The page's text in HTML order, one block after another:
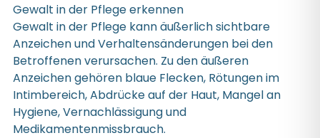
Gewalt in der Pflege erkennen
Gewalt in der Pflege kann äußerlich sichtbare
Anzeichen und Verhaltensänderungen bei den
Betroffenen verursachen. Zu den äußeren
Anzeichen gehören blaue Flecken, Rötungen im
Intimbereich, Abdrücke auf der Haut, Mangel an
Hygiene, Vernachlässigung und
Medikamentenmissbrauch.